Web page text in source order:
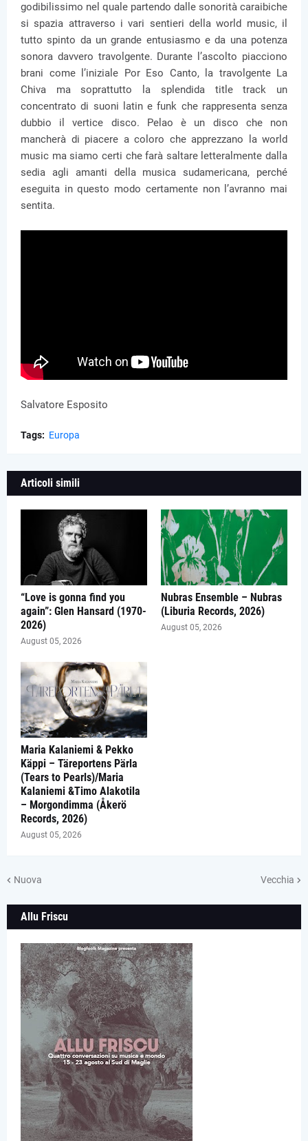
godibilissimo nel quale partendo dalle sonorità caraibiche
si spazia attraverso i vari sentieri della world music, il
tutto spinto da un grande entusiasmo e da una potenza
sonora davvero travolgente. Durante l’ascolto piacciono
brani come l’iniziale Por Eso Canto, la travolgente La
Chiva ma soprattutto la splendida title track un
concentrato di suoni latin e funk che rappresenta senza
dubbio il vertice disco. Pelao è un disco che non
mancherà di piacere a coloro che apprezzano la world
music ma siamo certi che farà saltare letteralmente dalla
sedia agli amanti della musica sudamericana, perché
eseguita in questo modo certamente non l’avranno mai
sentita.
Salvatore Esposito
Tags: Europa
Articoli simili
“Love is gonna find you
again”: Glen Hansard (1970-
2026)
August 05, 2026
Nubras Ensemble – Nubras
(Liburia Records, 2026)
August 05, 2026
Maria Kalaniemi & Pekko
Käppi – Täreportens Pärla
(Tears to Pearls)/Maria
Kalaniemi &Timo Alakotila
– Morgondimma (Åkerö
Records, 2026)
August 05, 2026
Nuova Vecchia
Allu Friscu